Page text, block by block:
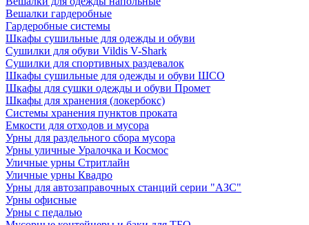
Вешалки гардеробные
Гардеробные системы
Шкафы сушильные для одежды и обуви
Сушилки для обуви Vildis V-Shark
Сушилки для спортивных раздевалок
Шкафы сушильные для одежды и обуви ШСО
Шкафы для сушки одежды и обуви Промет
Шкафы для хранения (локербокс)
Системы хранения пунктов проката
Емкости для отходов и мусора
Урны для раздельного сбора мусора
Урны уличные Уралочка и Космос
Уличные урны Стритлайн
Уличные урны Квадро
Урны для автозаправочных станций серии "АЗС"
Урны офисные
Урны с педалью